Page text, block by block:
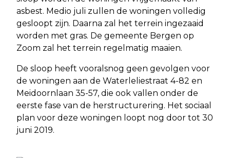
asbest. Medio juli zullen de woningen volledig
gesloopt zijn. Daarna zal het terrein ingezaaid
worden met gras. De gemeente Bergen op
Zoom zal het terrein regelmatig maaien.
De sloop heeft vooralsnog geen gevolgen voor
de woningen aan de Waterleliestraat 4-82 en
Meidoornlaan 35-57, die ook vallen onder de
eerste fase van de herstructurering. Het sociaal
plan voor deze woningen loopt nog door tot 30
juni 2019.